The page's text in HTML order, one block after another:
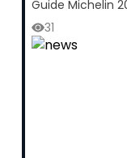
Guide Michelin
31